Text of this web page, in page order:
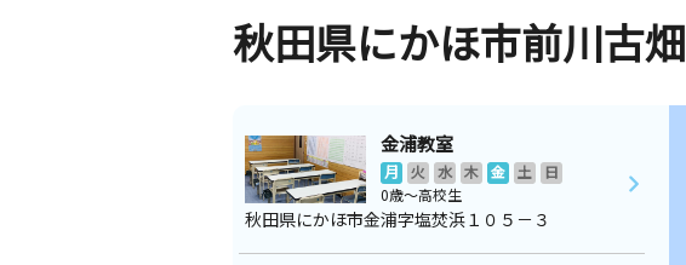
秋田県にかほ市前川古畑
金浦教室
月 火 水 木 金 土
日
0歳～高校生
秋田県にかほ市金浦字塩焚浜１０５－３